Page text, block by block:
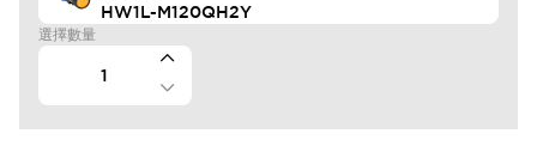
HW1L-M120QH2Y
選擇數量